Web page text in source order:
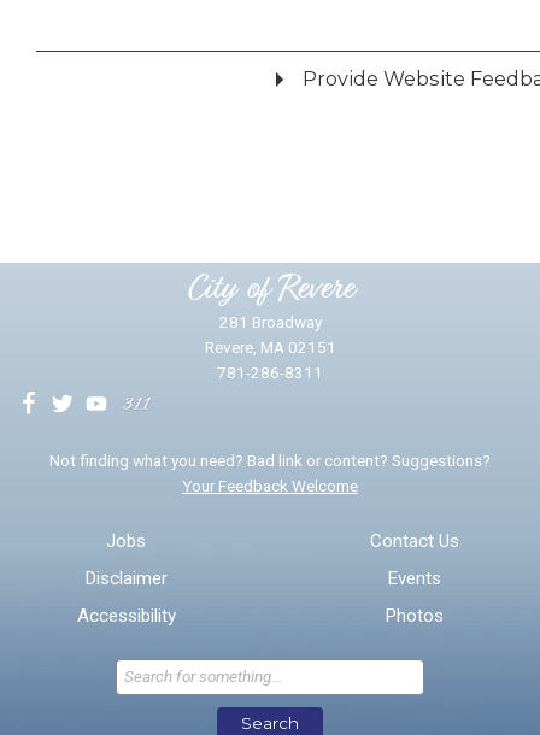
Provide Website
* Required Fields
Send Feedback
City of Revere
281 Broadway
Revere, MA 02151
781-286-8311
Not finding what you need? Bad link or content? Suggestions?
Your Feedback Welcome
Jobs
Disclaimer
Accessibility
Contact Us
Events
Photos
Search